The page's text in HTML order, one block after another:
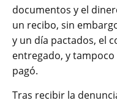
documentos y el
un recibo, sin
y un día pactados, el
entregado, y
pagó.
Tras recibir la